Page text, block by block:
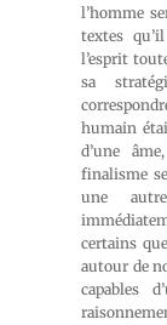
l’homme
textes
l’esprit
sa
humain
d’une
finalisme
une
certains
autour de
capables